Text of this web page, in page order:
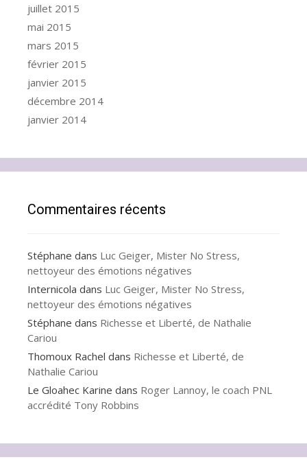
juillet 2015
mai 2015
mars 2015
février 2015
janvier 2015
décembre 2014
janvier 2014
Commentaires récents
Stéphane dans Luc Geiger, Mister No Stress,
nettoyeur des émotions négatives
Internicola dans Luc Geiger, Mister No Stress,
nettoyeur des émotions négatives
Stéphane dans Richesse et Liberté, de Nathalie
Cariou
Thomoux Rachel dans Richesse et Liberté, de
Nathalie Cariou
Le Gloahec Karine dans Roger Lannoy, le coach PNL
accrédité Tony Robbins